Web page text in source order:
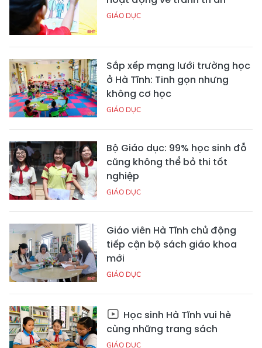
GIÁO DỤC
Sắp xếp mạng lưới trường học
ở Hà Tĩnh: Tinh gọn nhưng
không cơ học
GIÁO DỤC
Bộ Giáo dục: 99% học sinh đỗ
cũng không thể bỏ thi tốt
nghiệp
GIÁO DỤC
Giáo viên Hà Tĩnh chủ động
tiếp cận bộ sách giáo khoa
mới
GIÁO DỤC
Học sinh Hà Tĩnh vui hè
cùng những trang sách
GIÁO DỤC